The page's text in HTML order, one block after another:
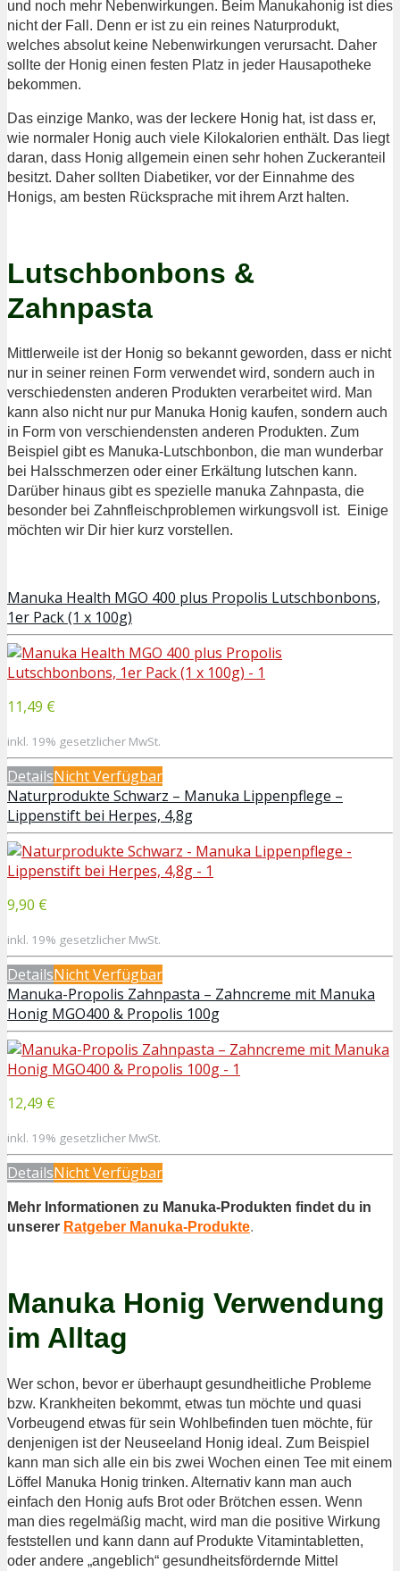
und noch mehr Nebenwirkungen. Beim Manukahonig ist dies
nicht der Fall. Denn er ist zu ein reines Naturprodukt,
welches absolut keine Nebenwirkungen verursacht. Daher
sollte der Honig einen festen Platz in jeder Hausapotheke
bekommen.
Das einzige Manko, was der leckere Honig hat, ist dass er,
wie normaler Honig auch viele Kilokalorien enthält. Das liegt
daran, dass Honig allgemein einen sehr hohen Zuckeranteil
besitzt. Daher sollten Diabetiker, vor der Einnahme des
Honigs, am besten Rücksprache mit ihrem Arzt halten.
Lutschbonbons &
Zahnpasta
Mittlerweile ist der Honig so bekannt geworden, dass er nicht
nur in seiner reinen Form verwendet wird, sondern auch in
verschiedensten anderen Produkten verarbeitet wird. Man
kann also nicht nur pur Manuka Honig kaufen, sondern auch
in Form von verschiendensten anderen Produkten. Zum
Beispiel gibt es Manuka-Lutschbonbon, die man wunderbar
bei Halsschmerzen oder einer Erkältung lutschen kann.
Darüber hinaus gibt es spezielle manuka Zahnpasta, die
besonder bei Zahnfleischproblemen wirkungsvoll ist. Einige
möchten wir Dir hier kurz vorstellen.
Manuka Health MGO 400 plus Propolis Lutschbonbons,
1er Pack (1 x 100g)
11,49 €
inkl. 19% gesetzlicher MwSt.
DetailsNicht Verfügbar
Naturprodukte Schwarz – Manuka Lippenpflege –
Lippenstift bei Herpes, 4,8g
9,90 €
inkl. 19% gesetzlicher MwSt.
DetailsNicht Verfügbar
Manuka-Propolis Zahnpasta – Zahncreme mit Manuka
Honig MGO400 & Propolis 100g
12,49 €
inkl. 19% gesetzlicher MwSt.
DetailsNicht Verfügbar
Mehr Informationen zu Manuka-Produkten findet du in
unserer Ratgeber Manuka-Produkte.
Manuka Honig Verwendung
im Alltag
Wer schon, bevor er überhaupt gesundheitliche Probleme
bzw. Krankheiten bekommt, etwas tun möchte und quasi
Vorbeugend etwas für sein Wohlbefinden tuen möchte, für
denjenigen ist der Neuseeland Honig ideal. Zum Beispiel
kann man sich alle ein bis zwei Wochen einen Tee mit einem
Löffel Manuka Honig trinken. Alternativ kann man auch
einfach den Honig aufs Brot oder Brötchen essen. Wenn
man dies regelmäßig macht, wird man die positive Wirkung
feststellen und kann dann auf Produkte Vitamintabletten,
oder andere „angeblich“ gesundheitsfördernde Mittel